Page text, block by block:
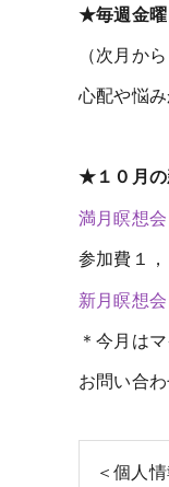
★毎週金
（次月か
心配や悩
★１０月の
満月瞑想会
参加費１
新月瞑想会
＊今月は
お問い合
＜個人